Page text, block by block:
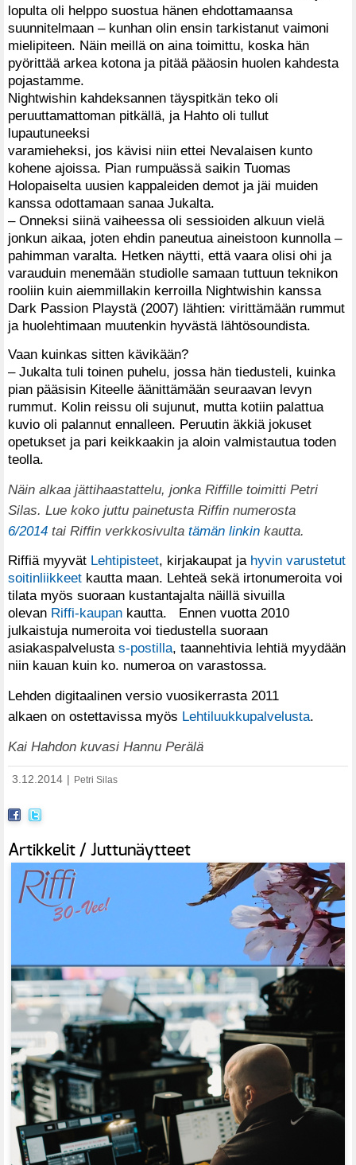
lopulta oli helppo suostua hänen ehdottamaansa
suunnitelmaan – kunhan olin ensin tarkistanut vaimoni
mielipiteen. Näin meillä on aina toimittu, koska hän
pyörittää arkea kotona ja pitää pääosin huolen kahdesta
pojastamme.
Nightwishin kahdeksannen täyspitkän teko oli
peruuttamattoman pitkällä, ja Hahto oli tullut
lupautuneeksi
varamieheksi, jos kävisi niin ettei Nevalaisen kunto
kohene ajoissa. Pian rumpuässä saikin Tuomas
Holopaiselta uusien kappaleiden demot ja jäi muiden
kanssa odottamaan sanaa Jukalta.
– Onneksi siinä vaiheessa oli sessioiden alkuun vielä
jonkun aikaa, joten ehdin paneutua aineistoon kunnolla –
pahimman varalta. Hetken näytti, että vaara olisi ohi ja
varauduin menemään studiolle samaan tuttuun teknikon
rooliin kuin aiemmillakin kerroilla Nightwishin kanssa
Dark Passion Playstä (2007) lähtien: virittämään rummut
ja huolehtimaan muutenkin hyvästä lähtösoundista.
Vaan kuinkas sitten kävikään?
– Jukalta tuli toinen puhelu, jossa hän tiedusteli, kuinka
pian pääsisin Kiteelle äänittämään seuraavan levyn
rummut. Kolin reissu oli sujunut, mutta kotiin palattua
kuvio oli palannut ennalleen. Peruutin äkkiä jokuset
opetukset ja pari keikkaakin ja aloin valmistautua toden
teolla.
Näin alkaa jättihaastattelu, jonka Riffille toimitti Petri
Silas. Lue koko juttu painetusta Riffin numerosta
6/2014 tai Riffin verkkosivulta tämän linkin kautta.
Riffiä myyvät Lehtipisteet, kirjakaupat ja hyvin varustetut
soitinliikkeet kautta maan. Lehteä sekä irtonumeroita voi
tilata myös suoraan kustantajalta näillä sivuilla
olevan Riffi-kaupan kautta. Ennen vuotta 2010
julkaistuja numeroita voi tiedustella suoraan
asiakaspalvelusta s-postilla, taannehtivia lehtiä myydään
niin kauan kuin ko. numeroa on varastossa.
Lehden digitaalinen versio vuosikerrasta 2011
alkaen on ostettavissa myös Lehtiluukkupalvelusta.
Kai Hahdon kuvasi Hannu Perälä
3.12.2014 Petri Silas
Artikkelit / Juttunäytteet